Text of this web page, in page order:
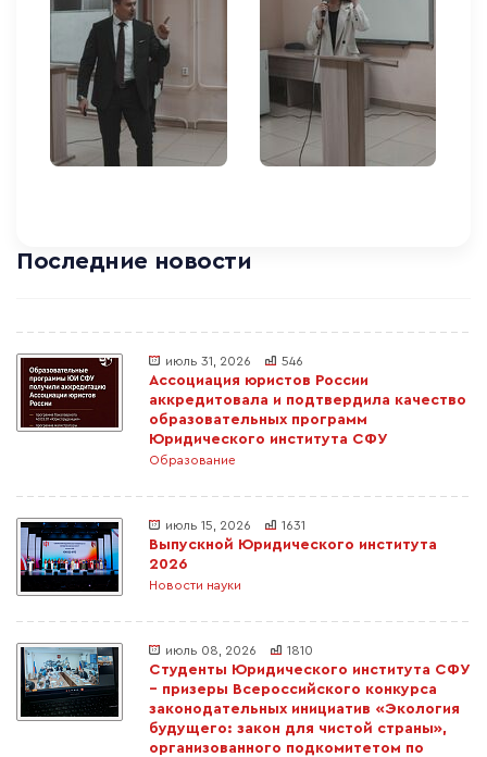
Последние новости
июль 31, 2026 546
Ассоциация юристов России
аккредитовала и подтвердила качество
образовательных программ
Юридического института СФУ
Образование
июль 15, 2026 1631
Выпускной Юридического института
2026
Новости науки
июль 08, 2026 1810
Студенты Юридического института СФУ
– призеры Всероссийского конкурса
законодательных инициатив «Экология
будущего: закон для чистой страны»,
организованного подкомитетом по